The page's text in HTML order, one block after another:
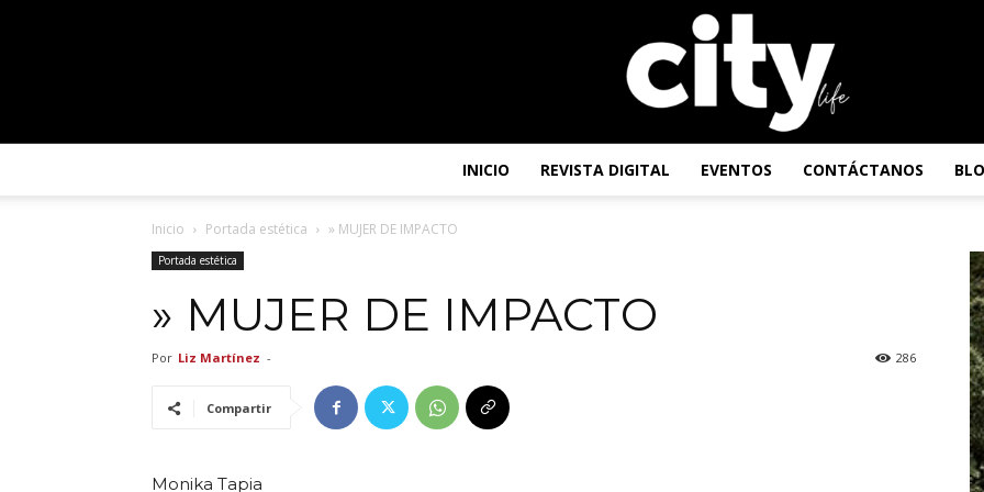
INICIO REVISTA DIGITAL EVENTOS CONTÁCTANOS
Inicio Portada estética » MUJER DE IMPACTO
Portada estética
» MUJER DE IMPACTO
Por Liz Martínez - 286
Compartir
Monika Tapia